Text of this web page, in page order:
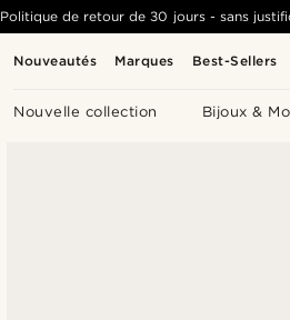
Nouveautés Marques Best-Sellers
Nouvelle collection Bijoux &
Politique de retour de 30 jours - sans